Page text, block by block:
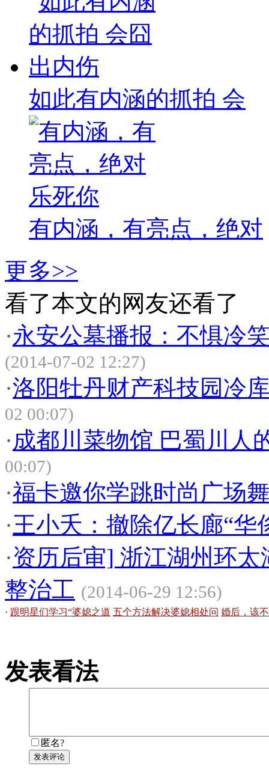
如此有内涵的抓拍 会
有内涵，有亮点，绝对
更多>>
看了本文的网友还看了
·永安公墓播报：不惧冷
(2014-07-02 12:27)
·洛阳牡丹财产科技园冷
02 00:07)
·成都川菜物馆 巴蜀川人
00:07)
·福卡邀你学跳时尚广场
·王小夭：撤除亿长廊“
·资历后审] 浙江湖州环
整治工 (2014-06-29 12:56)
· 跟明星们学习“婆媳之道 五个方法解决婆媳相处问 婚后，该
发表看法
匿名?
发表评论